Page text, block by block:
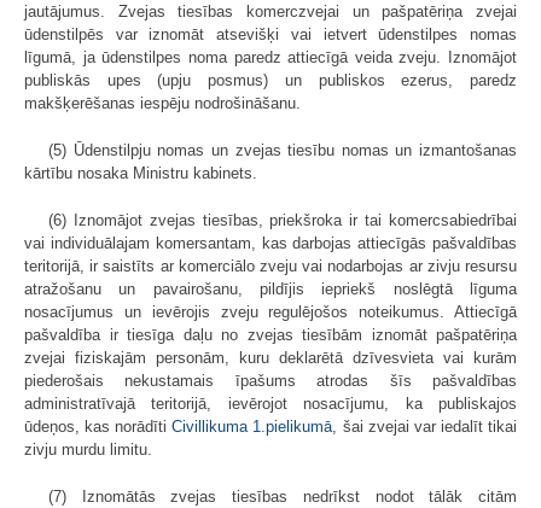
jautājumus. Zvejas tiesības komerczvejai un pašpatēriņa zvejai
ūdenstilpēs var iznomāt atsevišķi vai ietvert ūdenstilpes nomas
līgumā, ja ūdenstilpes noma paredz attiecīgā veida zveju. Iznomājot
publiskās upes (upju posmus) un publiskos ezerus, paredz
makšķerēšanas iespēju nodrošināšanu.
(5) Ūdenstilpju nomas un zvejas tiesību nomas un izmantošanas
kārtību nosaka Ministru kabinets.
(6) Iznomājot zvejas tiesības, priekšroka ir tai komercsabiedrībai
vai individuālajam komersantam, kas darbojas attiecīgās pašvaldības
teritorijā, ir saistīts ar komerciālo zveju vai nodarbojas ar zivju resursu
atražošanu un pavairošanu, pildījis iepriekš noslēgtā līguma
nosacījumus un ievērojis zveju regulējošos noteikumus. Attiecīgā
pašvaldība ir tiesīga daļu no zvejas tiesībām iznomāt pašpatēriņa
zvejai fiziskajām personām, kuru deklarētā dzīvesvieta vai kurām
piederošais nekustamais īpašums atrodas šīs pašvaldības
administratīvajā teritorijā, ievērojot nosacījumu, ka publiskajos
ūdeņos, kas norādītiCivillikuma 1.pielikumā, šai zvejai var iedalīt tikai
zivju murdu limitu.
(7) Iznomātās zvejas tiesības nedrīkst nodot tālāk citām